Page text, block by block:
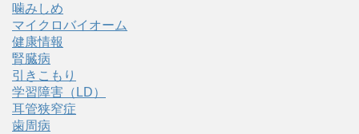
噛みしめ
マイクロバイオーム
健康情報
腎臓病
引きこもり
学習障害（LD）
耳管狭窄症
歯周病